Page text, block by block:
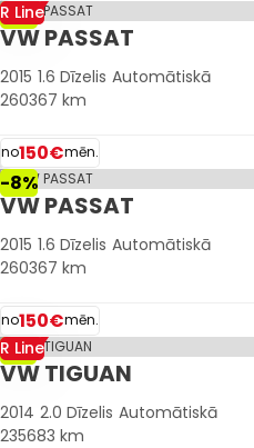
-8%
R Line
VW PASSAT
2015 1.6 Dīzelis Automātiskā
260367 km
no150€mēn.
-8%
VW PASSAT
2015 1.6 Dīzelis Automātiskā
260367 km
no150€mēn.
-7%
R Line
VW TIGUAN
2014 2.0 Dīzelis Automātiskā
235683 km